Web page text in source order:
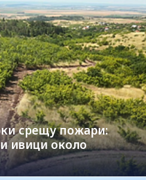
срещу пожари:
ивици около